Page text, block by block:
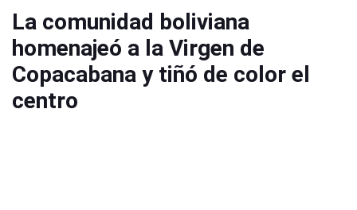
La comunidad boliviana
homenajeó a la Virgen de
Copacabana y tiñó de color el
centro